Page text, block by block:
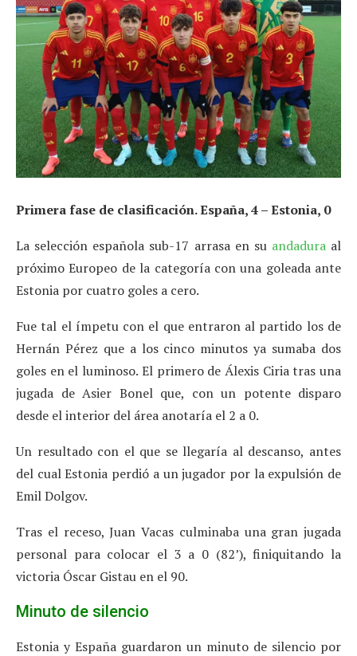
Primera fase de clasificación. España, 4 – Estonia, 0
La selección española sub-17 arrasa en su andaduraal
próximo Europeo de la categoría con una goleada ante
Estonia por cuatro goles a cero.
Fue tal el ímpetu con el que entraron al partido los de
Hernán Pérez que a los cinco minutos ya sumaba dos
goles en el luminoso. El primero de Álexis Ciria tras una
jugada de Asier Bonel que, con un potente disparo
desde el interior del área anotaría el 2 a 0.
Un resultado con el que se llegaría al descanso, antes
del cual Estonia perdió a un jugador por la expulsión de
Emil Dolgov.
Tras el receso, Juan Vacas culminaba una gran jugada
personal para colocar el 3 a 0 (82’), finiquitando la
victoria Óscar Gistau en el 90.
Minuto de silencio
Estonia y España guardaron un minuto de silencio por